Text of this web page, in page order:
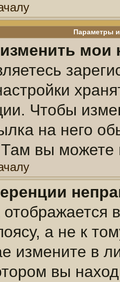
Параметры
мои
Чтобы
на него
вы можете
а не к
измените в
вы